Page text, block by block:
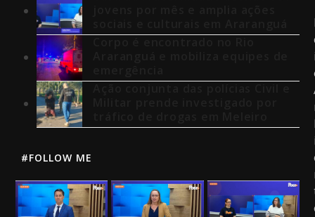
#FOLLOW ME